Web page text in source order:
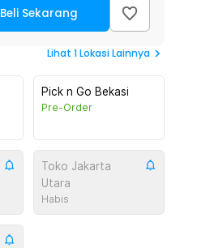
Beli Sekarang
Lihat 1Lokasi Lainnya
Pick n Go Bekasi
Pre-Order
Toko Jakarta
Utara
Habis